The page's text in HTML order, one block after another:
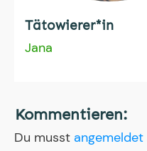
Tätowierer*in
Jana
Kommentieren:
Du musst angemeldet